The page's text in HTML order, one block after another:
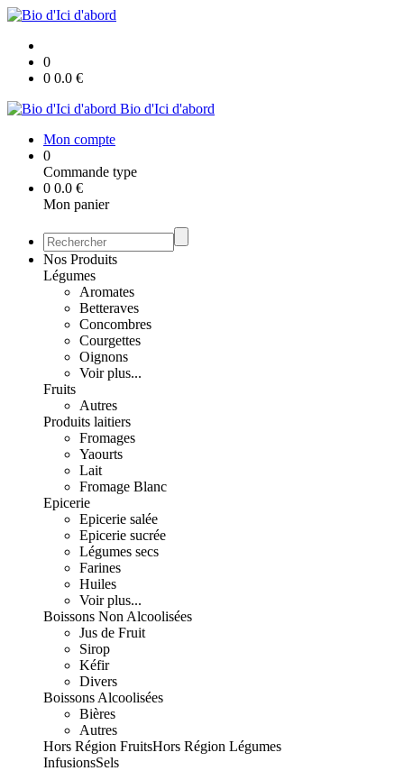
0
0 0.0 €
Bio d'Ici d'abord
Mon compte
0
Commande type
0 0.0 €
Mon panier
Nos Produits
Légumes
Aromates
Betteraves
Concombres
Courgettes
Oignons
Voir plus...
Fruits
Autres
Produits laitiers
Fromages
Yaourts
Lait
Fromage Blanc
Epicerie
Epicerie salée
Epicerie sucrée
Légumes secs
Farines
Huiles
Voir plus...
Boissons Non Alcoolisées
Jus de Fruit
Sirop
Kéfir
Divers
Boissons Alcoolisées
Bières
Autres
Hors Région FruitsHors Région Légumes
InfusionsSels